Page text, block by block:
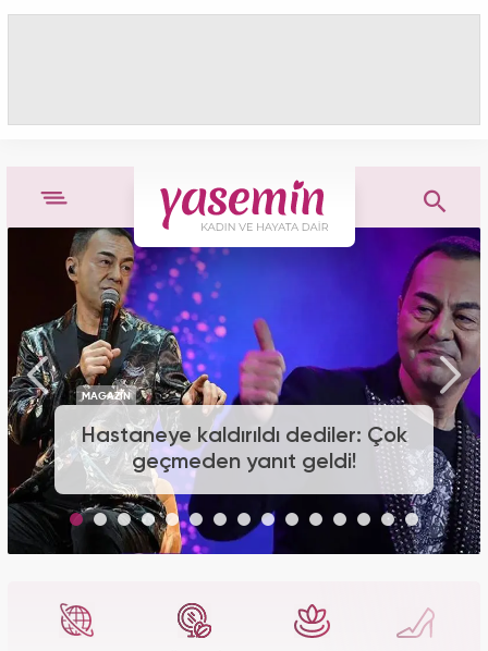
Hastaneye kaldırıldı dediler: Çok
geçmeden yanıt geldi!